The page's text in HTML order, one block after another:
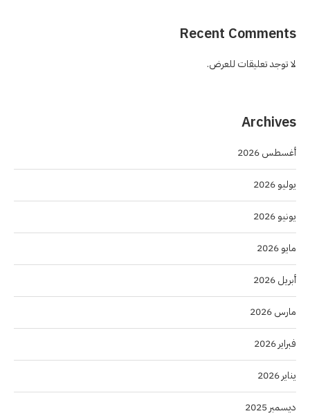
Recent Comments
لا توجد تعليقات للعرض.
Archives
أغسطس 2026
يوليو 2026
يونيو 2026
مايو 2026
أبريل 2026
مارس 2026
فبراير 2026
يناير 2026
ديسمبر 2025